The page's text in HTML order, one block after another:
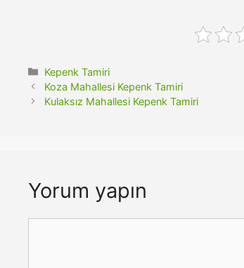
Kategoriler
Kepenk Tamiri
Koza Mahallesi Kepenk Tamiri
Kulaksız Mahallesi Kepenk Tamiri
Yorum yapın